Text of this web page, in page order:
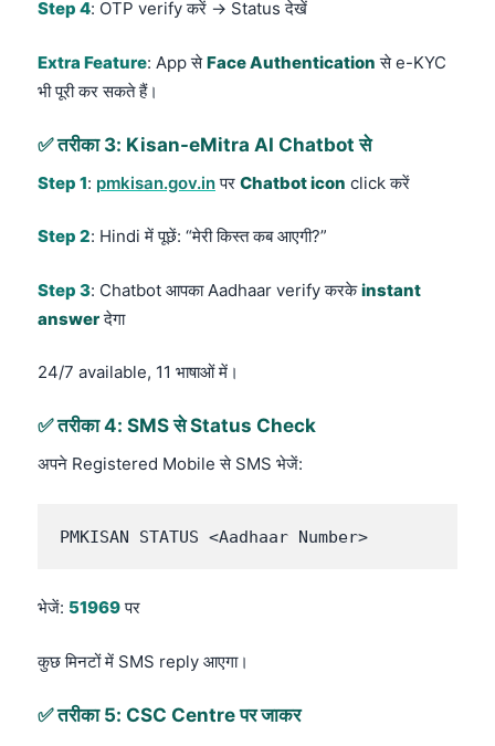
Step 4: OTP verify करें → Status देखें
Extra Feature: App सेFace Authentication से e-KYC
भी पूरी कर सकते हैं।
✅ तरीका 3: Kisan-eMitra AI Chatbot से
Step 1: pmkisan.gov.inपर Chatbot icon click करें
Step 2: Hindi में पूछें: “मेरी किस्त कब आएगी?”
Step 3: Chatbot आपका Aadhaar verify करकेinstant
answerदेगा
24/7 available, 11 भाषाओं में।
✅ तरीका 4: SMS से Status Check
अपने Registered Mobile से SMS भेजें:
PMKISAN STATUS <Aadhaar Number>
भेजें: 51969पर
कुछ मिनटों में SMS reply आएगा।
✅ तरीका 5: CSC Centre पर जाकर